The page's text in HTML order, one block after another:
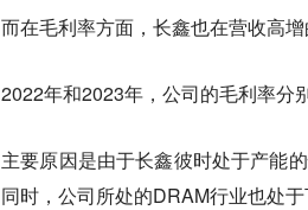
而在毛利率方面，长鑫也在营收高
2022年和2023年，公司的毛利率分
主要原因是由于长鑫彼时处于产能
同时，公司所处的DRAM行业也处